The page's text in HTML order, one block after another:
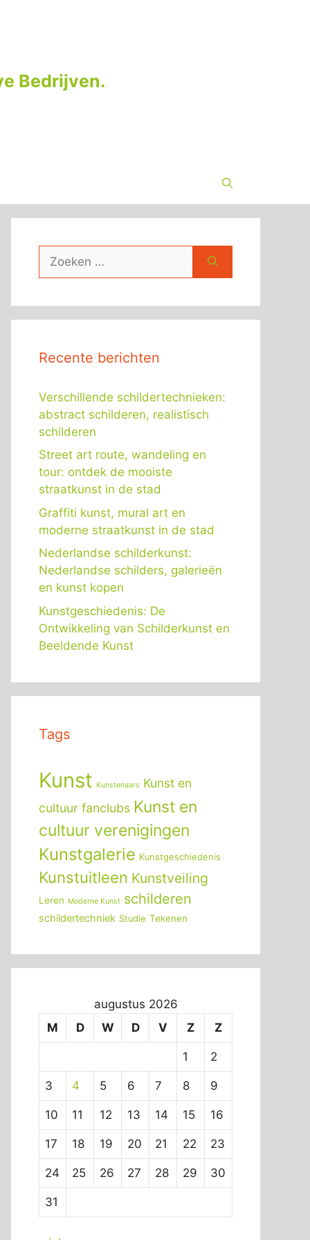
Bedrijven.
naar:
Recente berichten
Verschillende schildertechnieken:
abstract schilderen, realistisch
schilderen
Street art route, wandeling en
tour: ontdek de mooiste
straatkunst in de stad
Graffiti kunst, mural art en
moderne straatkunst in de stad
Nederlandse schilderkunst:
Nederlandse schilders, galerieën
en kunst kopen
Kunstgeschiedenis: De
Ontwikkeling van Schilderkunst en
Beeldende Kunst
Tags
Kunst Kunstenaars Kunst en
cultuur fanclubs Kunst en
cultuur verenigingen
Kunstgalerie Kunstgeschiedenis
Kunstuitleen Kunstveiling
Leren Moderne Kunst schilderen
schildertechniek Studie Tekenen
augustus 2026
M
D W D V Z Z
1 2
3 4 5 6 7 8 9
10 11 12 13 14 15 16
17 18 19 20 21 22 23
24 25 26 27 28 29 30
31